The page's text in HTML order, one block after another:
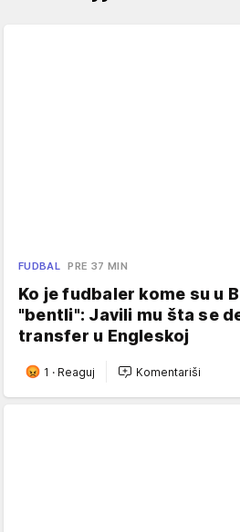
FUDBAL PRE 37 MIN
Ko je fudbaler kome su u
"bentli": Javili mu šta se
transfer u Engleskoj
1 · Reaguj Komentariši